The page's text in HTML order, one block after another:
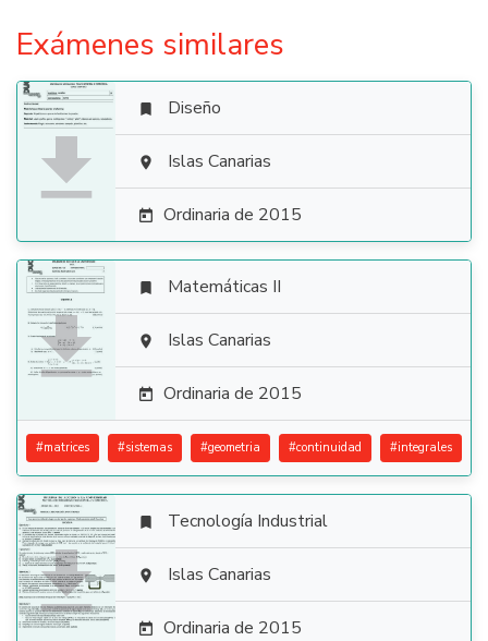
Exámenes similares

 Diseño
 Islas Canarias
 Ordinaria de 2015

 Matemáticas II
 Islas Canarias
 Ordinaria de 2015
#matrices #sistemas #geometria #continuidad #integrales

 Tecnología Industrial
 Islas Canarias
 Ordinaria de 2015